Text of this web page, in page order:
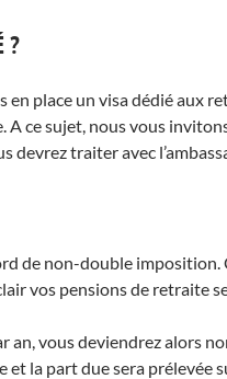
?
place un visa dédié aux
ce sujet, nous vous
devrez traiter avec
de non-double
vos pensions de retraite
an, vous deviendrez alors
la part due sera prélevée